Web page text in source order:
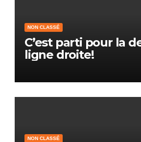
NON CLASSÉ
C’est parti pour la
ligne droite!
NON CLASSÉ